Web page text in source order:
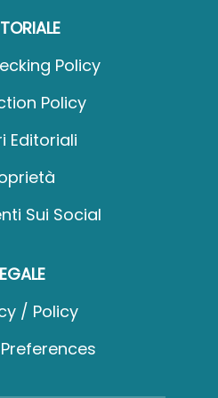
Policy
Policy
Editoriali
Sui Social
/ Policy